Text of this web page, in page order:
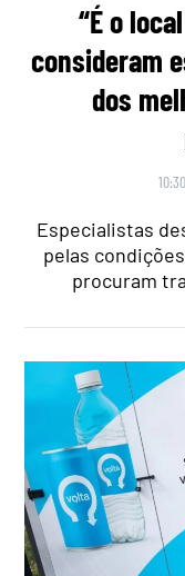
“É o
consideram
dos
Especialistas
pelas
procuram